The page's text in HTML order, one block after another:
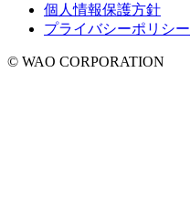
個人情報保護方針
プライバシーポリシー
© WAO CORPORATION